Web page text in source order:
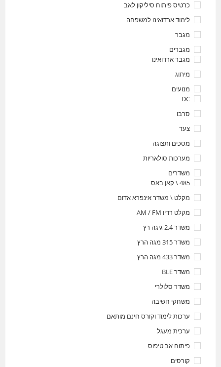
כרטיס פיתוח סיליקון לאב
לימוד ארדואינו למשפחה
מגבר
מגברים
מגבר ארדואינו
מיתוג
מנועים
DC
סרבו
צעד
מסכים ותצוגה
מערכות סולאריות
משדרים
485 \ קאן באס
מקלט \ משדר אינפרא אדום
מקלט רדיו AM / FM
משדר 2.4 גיגה רץ
משדר 315 מגה הרץ
משדר 433 מגה הרץ
משדר BLE
משדר סלולרי
משחקי חשיבה
ערכות לימוד וקורס חינם מותאם
ערכית מעגל
פיתוח אב טיפוס
קורסים